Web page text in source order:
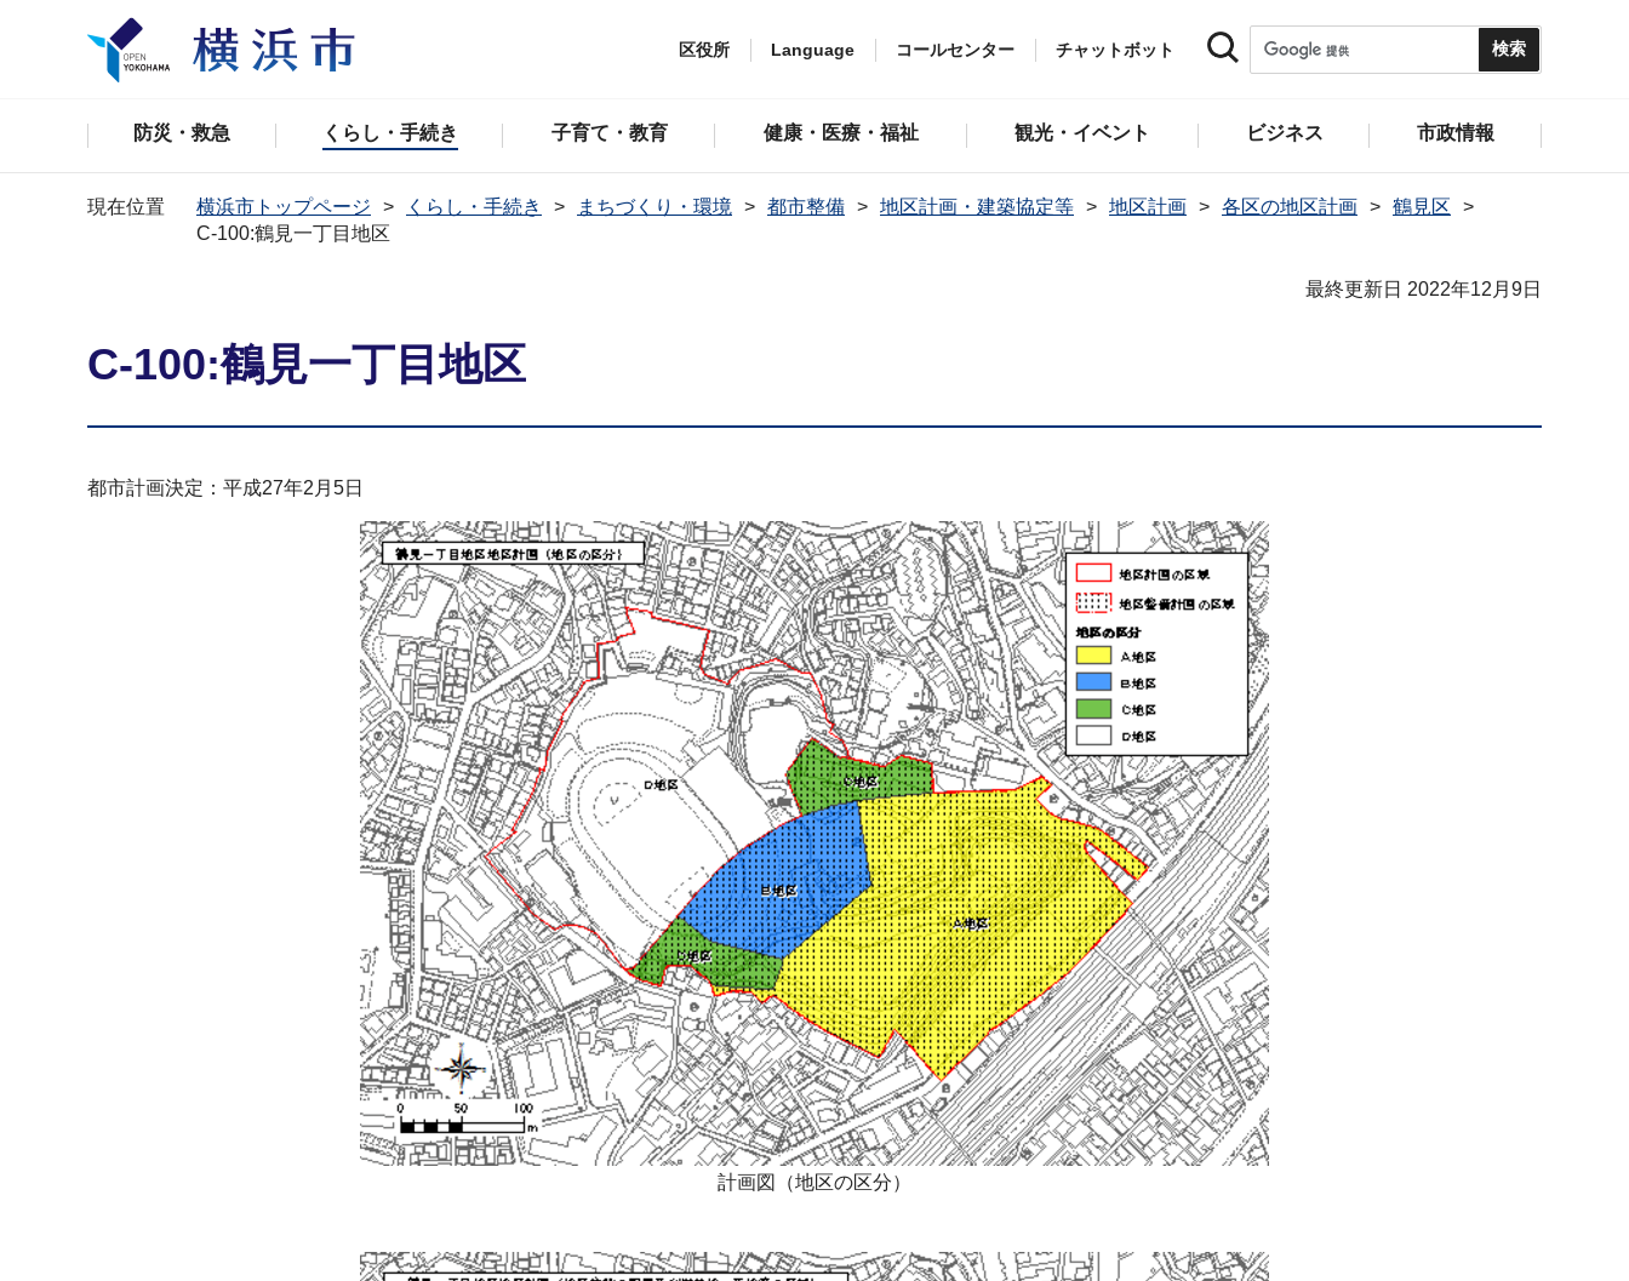
区役所 Language コールセンター チャットボット
防災・救急 くらし・手続き 子育て・教育 健康・医療・福祉 観光・イベント ビジネス 市政情報
現在位置 横浜市トップページ くらし・手続き まちづくり・環境 都市整備 地区計画・建築協定等 地区計画 各区の地区計画
鶴見区
C-100:鶴見一丁目地区
最終更新日 2022年12月9日
C-100:鶴見一丁目地区
都市計画決定：平成27年2月5日
計画図（地区の区分）